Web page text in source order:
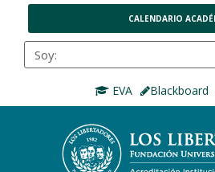
CALENDARIO
EVA Blackboard